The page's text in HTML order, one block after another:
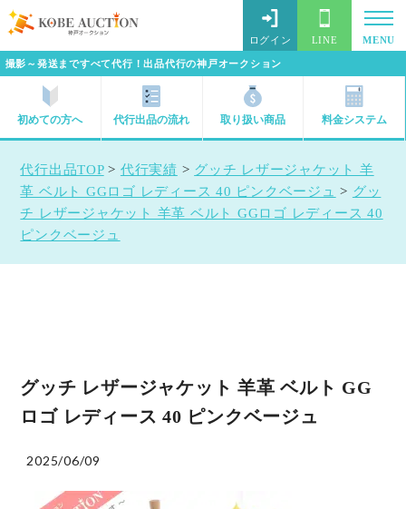
撮影～発送まですべて代行！出品代行の神戸オークション
ログイン LINE MENU
初めての方へ 代行出品の流れ 取り扱い商品 料金システム
代行出品TOP> 代行実績 > グッチ レザージャケット 羊
革 ベルト GGロゴ レディース 40 ピンクベージュ > グッ
チ レザージャケット 羊革 ベルト GGロゴ レディース 40
ピンクベージュ
グッチ レザージャケット 羊革 ベルト GG
ロゴ レディース 40 ピンクベージュ
2025/06/09